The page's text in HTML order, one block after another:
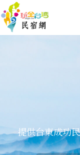
提供台東成功